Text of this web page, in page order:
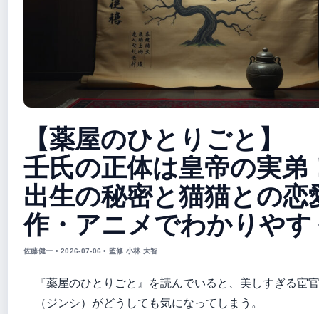
【薬屋のひとりごと】
壬氏の正体は皇帝の実弟
出生の秘密と猫猫との恋
作・アニメでわかりや
佐藤健一 • 2026-07-06 • 監修 小林 大智
『薬屋のひとりごと』を読んでいると、美しすぎる宦
（ジンシ）がどうしても気になってしまう。